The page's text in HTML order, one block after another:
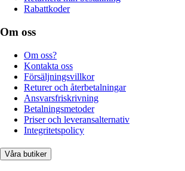
Rabattkoder
Om oss
Om oss?
Kontakta oss
Försäljningsvillkor
Returer och återbetalningar
Ansvarsfriskrivning
Betalningsmetoder
Priser och leveransalternativ
Integritetspolicy
Våra butiker